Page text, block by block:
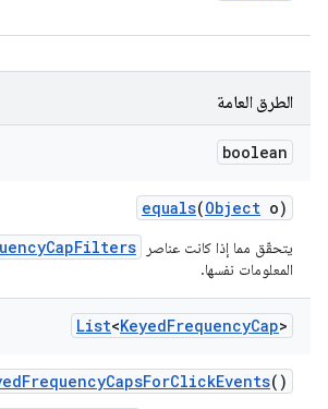
الطرق العامة
boolean
equals(Object o)
يتحقّق مما إذا كانت عناصر
المعلومات نفسها.
List<KeyedFrequencyCap>
FrequencyCapsForClickEvents()